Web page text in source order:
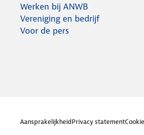
Werken bij ANWB
Vereniging en bedrijf
Voor de pers
AansprakelijkheidPrivacy statement